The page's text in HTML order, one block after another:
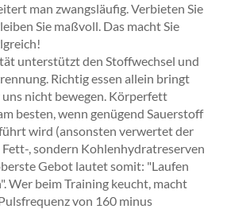
man zwangsläufig. Verbieten Sie
Sie maßvoll. Das macht Sie
unterstützt den Stoffwechsel und
Richtig essen allein bringt
uns nicht bewegen. Körperfett
besten, wenn genügend Sauerstoff
wird (ansonsten verwertet der
, sondern Kohlenhydratreserven
Gebot lautet somit: "Laufen
Wer beim Training keucht, macht
von 160 minus